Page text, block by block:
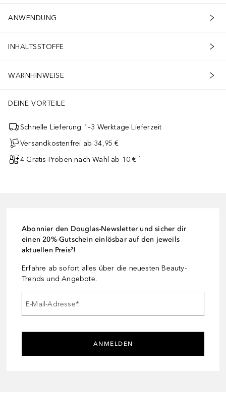
ANWENDUNG
INHALTSSTOFFE
WARNHINWEISE
DEINE VORTEILE
Schnelle Lieferung 1–3 Werktage Lieferzeit
Versandkostenfrei ab 34,95 €
4 Gratis-Proben nach Wahl ab 10 € ¹
Abonnier den Douglas-Newsletter und sicher dir
einen 20%-Gutschein einlösbar auf den jeweils
aktuellen Preis²!
Erfahre ab sofort alles über die neuesten Beauty-
Trends und Angebote.
E-Mail-Adresse*
ANMELDEN